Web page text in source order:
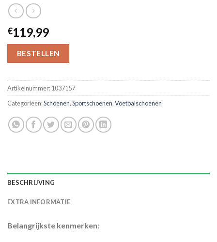
€119,99
BESTELLEN
Artikelnummer:1037157
Categorieën:Schoenen,Sportschoenen,Voetbalschoenen
BESCHRIJVING
EXTRA INFORMATIE
Belangrijkste kenmerken: